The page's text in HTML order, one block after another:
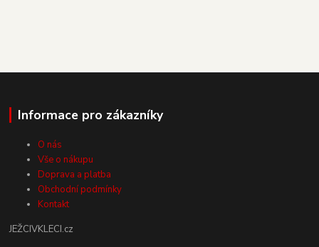
Informace pro zákazníky
O nás
Vše o nákupu
Doprava a platba
Obchodní podmínky
Kontakt
JEŽCIVKLECI.cz